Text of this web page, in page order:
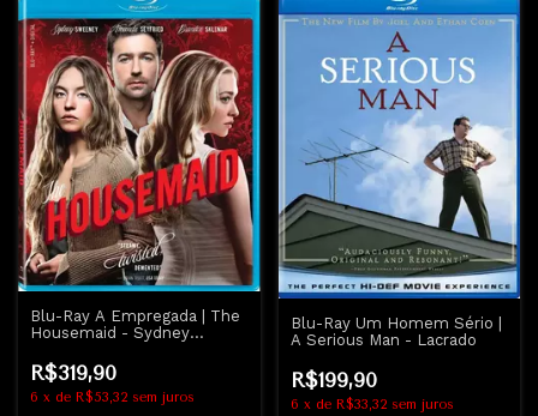
Blu-Ray A Empregada | The
Housemaid - Sydney
Seyfried
R$319,90
6 x de R$53,32 sem juros
Blu-Ray Um Homem Sério |
A Serious Man - Lacrado
R$199,90
6 x de R$33,32 sem juros